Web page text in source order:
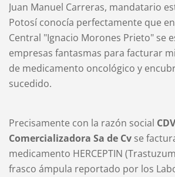
Juan Manuel Carreras, mandatario
Potosí conocía perfectamente que
Central "Ignacio Morones Prieto" se
empresas fantasmas para facturar
de medicamento oncológico y
sucedido.
Precisamente con la razón social CDV
Comercializadora Sa de Cvse
medicamento HERCEPTIN
frasco ámpula reportado por los